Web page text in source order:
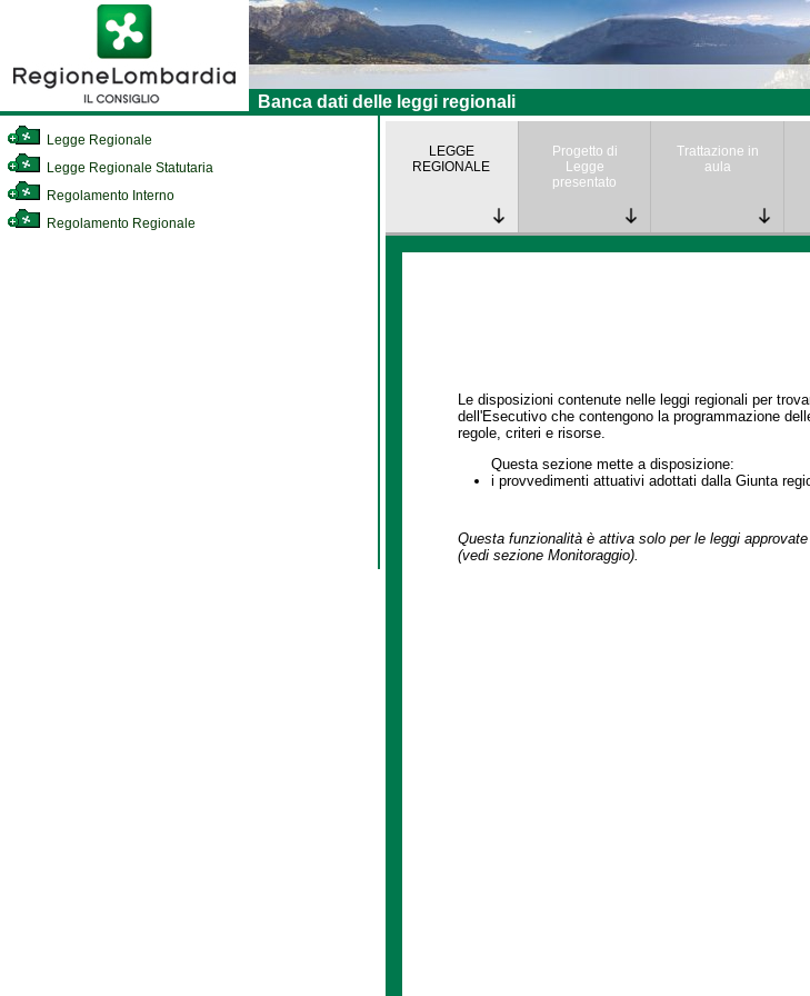
Banca dati delle leggi regionali
Legge Regionale
Legge Regionale Statutaria
Regolamento Interno
Regolamento Regionale
LEGGE
REGIONALE
Progetto di
Legge
presentato
Trattazione in
aula
Le disposizioni contenute nelle leggi regionali per
dell'Esecutivo che contengono la programmazione
regole, criteri e risorse.
Questa sezione mette a disposizione:
i provvedimenti attuativi adottati dalla Giunta
Questa funzionalità è attiva solo per le leggi
(vedi sezione Monitoraggio).